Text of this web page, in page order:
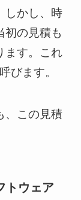
しかし、時
初の見積も
ます。これ
びます。
、この見積
トウェア